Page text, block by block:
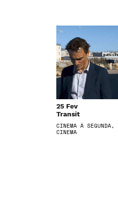
25 Fev
Transit
CINEMA À SEGUNDA,
CINEMA